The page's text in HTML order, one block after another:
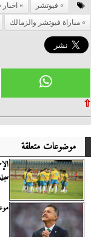
فيوتشر اخبار
مباراة فيوتشر والزمالك
⇧
موضوعات متعلقة
سجله